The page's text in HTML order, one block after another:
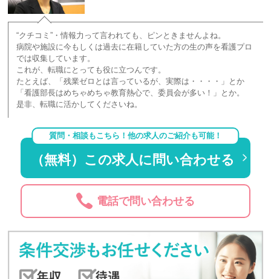
“クチコミ”・情報力って言われても、ピンときませんよね。
病院や施設に今もしくは過去に在籍していた方の生の声を看護プロ
では収集しています。
これが、転職にとっても役に立つんです。
たとえば、「残業ゼロとは言っているが、実際は・・・・」とか
「看護部長はめちゃめちゃ教育熱心で、委員会が多い！」とか。
是非、転職に活かしてくださいね。
質問・相談もこちら！他の求人のご紹介も可能！
（無料）この求人に問い合わせる
電話で問い合わせる